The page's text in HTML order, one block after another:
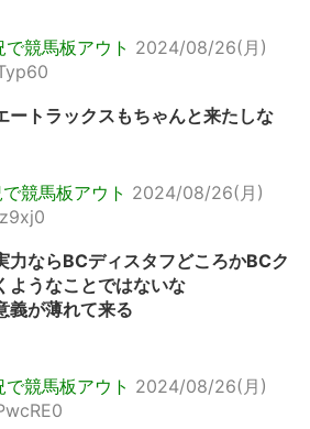
競馬板アウト 2024/08/26(月)
ートラックスもちゃんと来たしな
競馬板アウト 2024/08/26(月)
力ならBCディスタフどころかBCク
ようなことではないな
義が薄れて来る
競馬板アウト 2024/08/26(月)